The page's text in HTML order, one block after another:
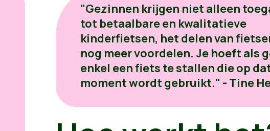
"Gezinnen krijgen niet alleen
tot betaalbare en kwalitatieve
kinderfietsen, het delen van
nog meer voordelen. Je hoeft als
enkel een fiets te stallen die op
moment wordt gebruikt." - Tine